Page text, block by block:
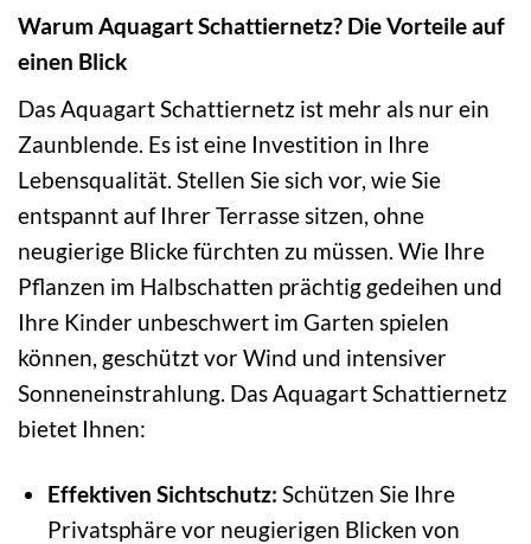
Warum Aquagart Schattiernetz? Die Vorteile auf
einen Blick
Das Aquagart Schattiernetz ist mehr als nur ein
Zaunblende. Es ist eine Investition in Ihre
Lebensqualität. Stellen Sie sich vor, wie Sie
entspannt auf Ihrer Terrasse sitzen, ohne
neugierige Blicke fürchten zu müssen. Wie Ihre
Pflanzen im Halbschatten prächtig gedeihen und
Ihre Kinder unbeschwert im Garten spielen
können, geschützt vor Wind und intensiver
Sonneneinstrahlung. Das Aquagart Schattiernetz
bietet Ihnen:
Effektiven Sichtschutz: Schützen Sie Ihre
Privatsphäre vor neugierigen Blicken von